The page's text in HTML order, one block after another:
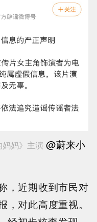
妈》主演 @蔚来小
，近期收到市民对
对此高度重视。